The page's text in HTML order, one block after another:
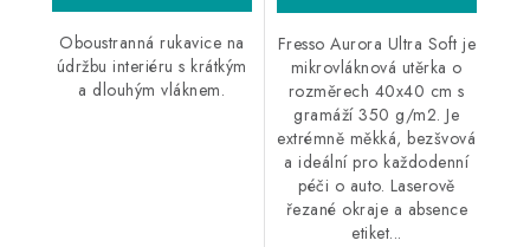
Oboustranná rukavice na
údržbu interiéru s krátkým
a dlouhým vláknem.
Fresso Aurora Ultra Soft je
mikrovláknová utěrka o
rozměrech 40x40 cm s
gramáží 350 g/m2. Je
extrémně měkká, bezšvová
a ideální pro každodenní
péči o auto. Laserově
řezané okraje a absence
etiket...